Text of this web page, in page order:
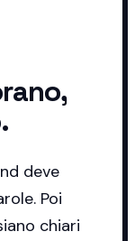
deve
Poi
chiari